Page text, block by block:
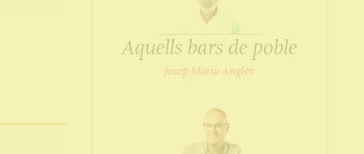
Aquells bars de poble
Josep Maria Anglès